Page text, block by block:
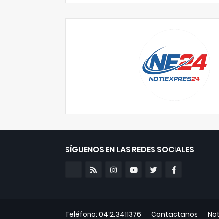
SÍGUENOS EN LAS REDES SOCIALES
Contactanos
Teléfono: 0412.3411376